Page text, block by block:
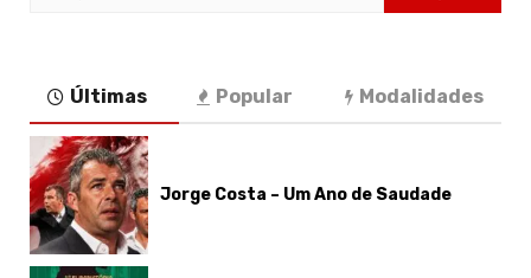
Últimas Popular Modalidades
Jorge Costa – Um Ano de Saudade